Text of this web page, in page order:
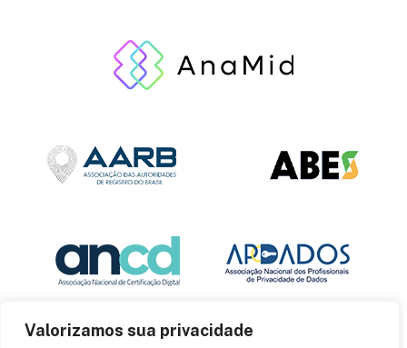
Valorizamos sua privacidade